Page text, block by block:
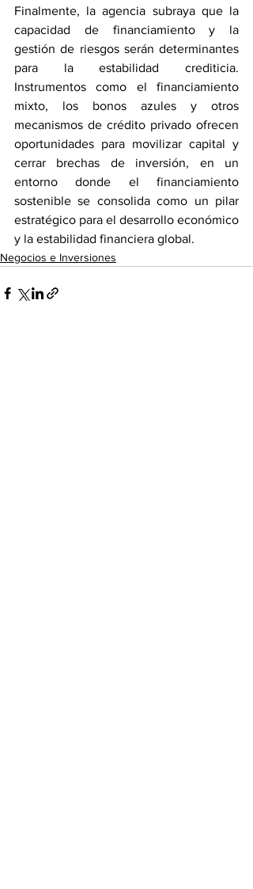
Finalmente, la agencia subraya que la
capacidad de financiamiento y la
gestión de riesgos serán determinantes
para la estabilidad crediticia.
Instrumentos como el financiamiento
mixto, los bonos azules y otros
mecanismos de crédito privado ofrecen
oportunidades para movilizar capital y
cerrar brechas de inversión, en un
entorno donde el financiamiento
sostenible se consolida como un pilar
estratégico para el desarrollo económico
y la estabilidad financiera global.
Negocios e Inversiones